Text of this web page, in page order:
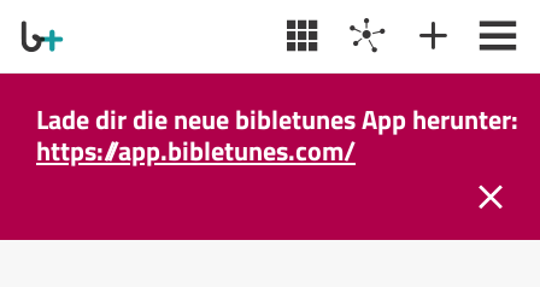
Lade dir die neue bibletunes App herunter:
https://app.bibletunes.com/